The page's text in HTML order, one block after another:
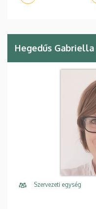
Hegedűs Gabriella
Szervezeti egység